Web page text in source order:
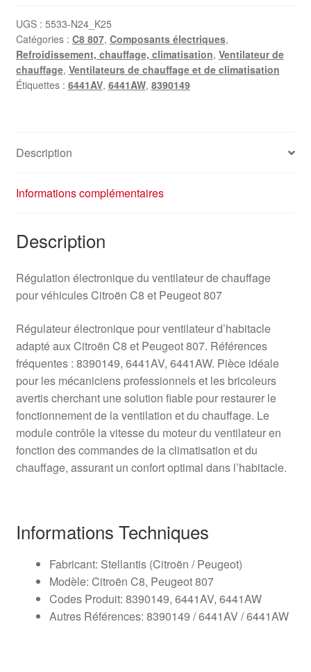
ventilateur
de
chauffage
Citroën
C8
6441AV
UGS : 5533-N24_K25
Catégories : C8 807, Composants électriques,
Refroidissement, chauffage, climatisation, Ventilateur de
chauffage, Ventilateurs de chauffage et de climatisation
Étiquettes : 6441AV, 6441AW, 8390149
Description
Informations complémentaires
Description
Régulation électronique du ventilateur de chauffage
pour véhicules Citroën C8 et Peugeot 807
Régulateur électronique pour ventilateur d’habitacle
adapté aux Citroën C8 et Peugeot 807. Références
fréquentes : 8390149, 6441AV, 6441AW. Pièce idéale
pour les mécaniciens professionnels et les bricoleurs
avertis cherchant une solution fiable pour restaurer le
fonctionnement de la ventilation et du chauffage. Le
module contrôle la vitesse du moteur du ventilateur en
fonction des commandes de la climatisation et du
chauffage, assurant un confort optimal dans l’habitacle.
Informations Techniques
Fabricant: Stellantis (Citroën / Peugeot)
Modèle: Citroën C8, Peugeot 807
Codes Produit: 8390149, 6441AV, 6441AW
Autres Références: 8390149 / 6441AV / 6441AW